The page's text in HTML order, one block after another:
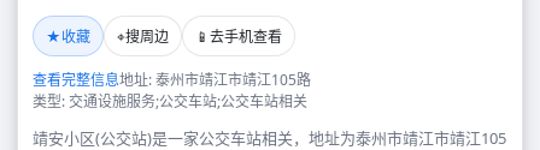
★收藏 ⌖搜周边 📱 去手机查看
查看完整信息地址: 泰州市靖江市靖江105路
类型: 交通设施服务;公交车站;公交车站相关
靖安小区(公交站)是一家公交车站相关，地址为泰州市靖江市靖江105